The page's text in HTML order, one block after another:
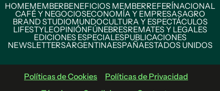
HOMEMEMBERBENEFICIOS MEMBERREFERÍNACIONAL
CAFÉ Y NEGOCIOSECONOMÍA Y EMPRESASAGRO
BRAND STUDIOMUNDOCULTURA Y ESPECTÁCULOS
LIFESTYLEOPINIÓNFÚNEBRESREMATES Y LEGALES
EDICIONES ESPECIALESPUBLICACIONES
NEWSLETTERSARGENTINAESPAÑAESTADOS UNIDOS
Políticas de Cookies
Políticas de Privacidad